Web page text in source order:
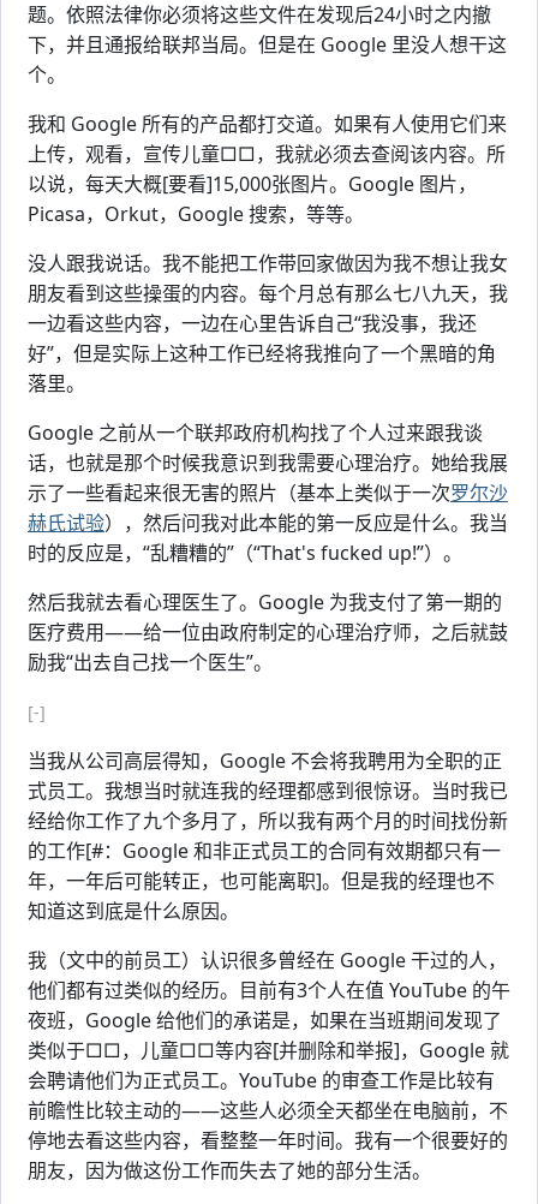
题。依照法律你必须将这些文件在发现后24小时之内撤
下，并且通报给联邦当局。但是在 Google 里没人想干这
个。
我和 Google 所有的产品都打交道。如果有人使用它们来
上传，观看，宣传儿童□□，我就必须去查阅该内容。所
以说，每天大概[要看]15,000张图片。Google 图片，
Picasa，Orkut，Google 搜索，等等。
没人跟我说话。我不能把工作带回家做因为我不想让我女
朋友看到这些操蛋的内容。每个月总有那么七八九天，我
一边看这些内容，一边在心里告诉自己“我没事，我还
好”，但是实际上这种工作已经将我推向了一个黑暗的角
落里。
Google 之前从一个联邦政府机构找了个人过来跟我谈
话，也就是那个时候我意识到我需要心理治疗。她给我展
示了一些看起来很无害的照片（基本上类似于一次罗尔沙
赫氏试验），然后问我对此本能的第一反应是什么。我当
时的反应是，“乱糟糟的”（“That's fucked up!”）。
然后我就去看心理医生了。Google 为我支付了第一期的
医疗费用——给一位由政府制定的心理治疗师，之后就鼓
励我“出去自己找一个医生”。
[-]
当我从公司高层得知，Google 不会将我聘用为全职的正
式员工。我想当时就连我的经理都感到很惊讶。当时我已
经给你工作了九个多月了，所以我有两个月的时间找份新
的工作[#：Google 和非正式员工的合同有效期都只有一
年，一年后可能转正，也可能离职]。但是我的经理也不
知道这到底是什么原因。
我（文中的前员工）认识很多曾经在 Google 干过的人，
他们都有过类似的经历。目前有3个人在值 YouTube 的午
夜班，Google 给他们的承诺是，如果在当班期间发现了
类似于□□，儿童□□等内容[并删除和举报]，Google 就
会聘请他们为正式员工。YouTube 的审查工作是比较有
前瞻性比较主动的——这些人必须全天都坐在电脑前，不
停地去看这些内容，看整整一年时间。我有一个很要好的
朋友，因为做这份工作而失去了她的部分生活。